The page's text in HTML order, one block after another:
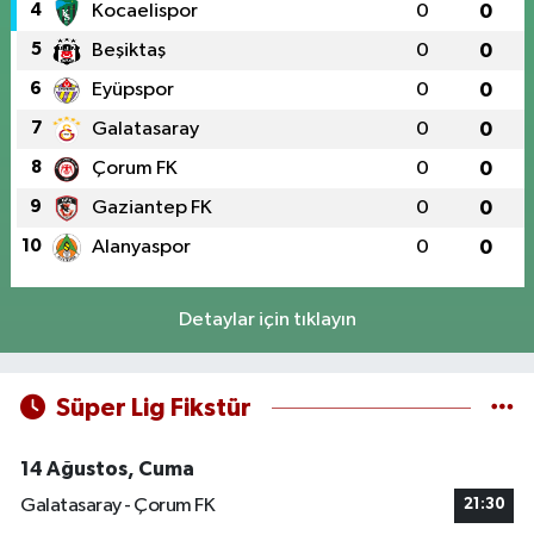
4 Kocaelispor 0 0
5 Beşiktaş 0 0
6 Eyüpspor 0 0
7 Galatasaray 0 0
8 Çorum FK 0 0
9 Gaziantep FK 0 0
10 Alanyaspor 0 0
Detaylar için tıklayın
Süper Lig Fikstür
14 Ağustos, Cuma
Galatasaray - Çorum FK
21:30